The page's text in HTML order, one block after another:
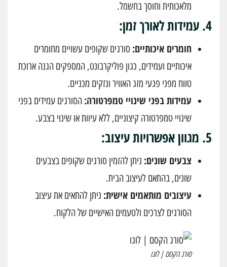
מלאכותית וחוסך בחשמל.
4. עמידות לאורך זמן:
חומרים איכותיים: סורגים שקופים עשויים מחומרים
איכותיים ועמידים, כגון פוליקרבונט, המספקים הגנה ארוכת
טווח מפני פגעי מזג האוויר ונזקים מכניים.
עמידות בפני שינויי טמפרטורה: הסורגים עמידים בפני
שינויי טמפרטורה קיצוניים, ללא עיוות או שינוי בצבע.
5. מגוון אפשרויות עיצוב:
צבעים שונים: ניתן להזמין סורגים שקופים בצבעים
שונים, בהתאם לעיצוב הבית.
עיצובים מותאמים אישית: ניתן להתאים את עיצוב
הסורגים לצרכים ולטעמים האישיים של הלקוח.
סורג הקסם | לוגו